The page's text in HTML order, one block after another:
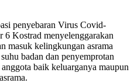
penyebaran Virus Covid-
Kostrad menyelenggarakan
masuk kelingkungan asrama
badan dan penyemprotan
baik keluarganya maupun